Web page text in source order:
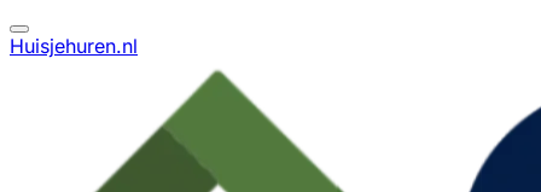
Huisjehuren.nl